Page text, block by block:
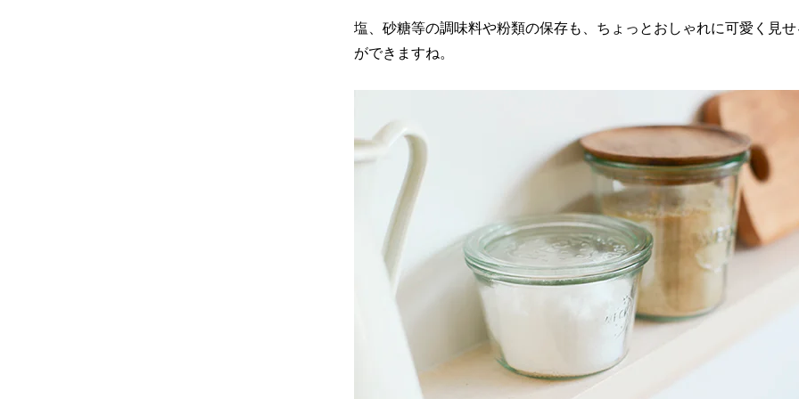
塩、砂糖等の調味料や粉類の保存も、ちょっとおしゃれに可愛く見
ができますね。